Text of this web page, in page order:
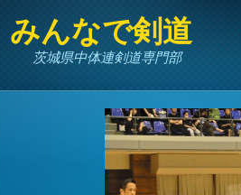
みんなで剣道
茨城県中体連剣道専門部